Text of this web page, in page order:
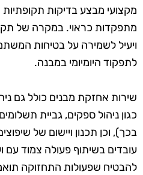
מקצועי מבצע בדיקות
מתפקדות כראוי. במקרה של
ויעיל לשמירה על בטיחות
לתפקוד היומיומי במבנה.
שירות אחזקת מבנים כולל גם
כגון ניהול ספקים, גביית
בכך), וכן תכנון ויישום של
עובדים בשיתוף פעולה צמוד עם
להבטיח שפעולות התחזוקה